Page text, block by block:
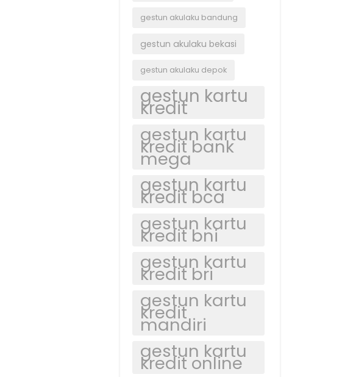
gestun akulaku bandung
gestun akulaku bekasi
gestun akulaku depok
gestun kartu
kredit
gestun kartu
kredit bank
mega
gestun kartu
kredit bca
gestun kartu
kredit bni
gestun kartu
kredit bri
gestun kartu
kredit
mandiri
gestun kartu
kredit online